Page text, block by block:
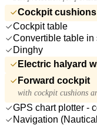
Cockpit cushions
Cockpit table
Convertible table in
Dinghy
Electric halyard
Forward cockpit
with cockpit cushions
GPS chart plotter -
Navigation